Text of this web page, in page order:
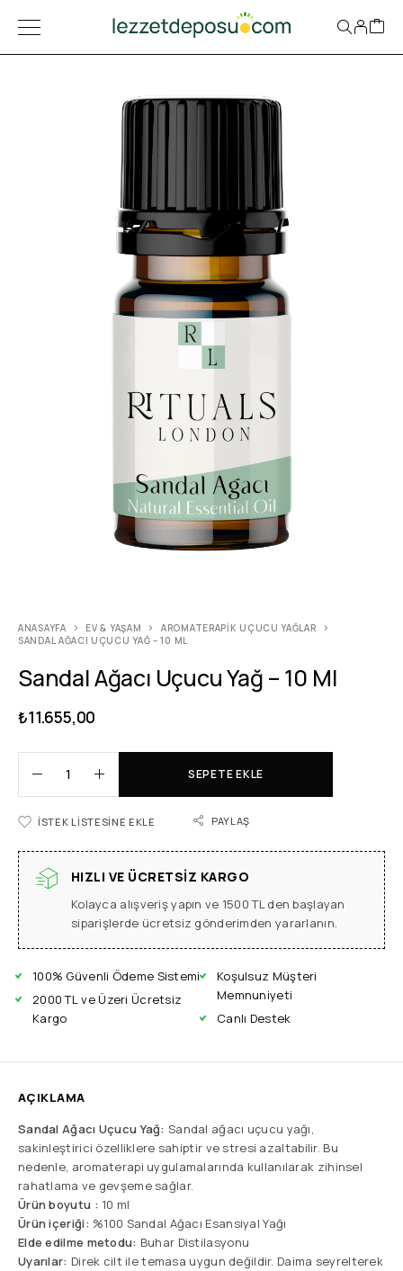
ANASAYFA EV & YAŞAM
AROMATERAPIK UÇUCU YAĞLAR
SANDAL AĞACI UÇUCU YAĞ – 10 ML
Sandal Ağacı Uçucu Yağ – 10 Ml
₺11.655,00
SEPETE EKLE
İSTEK LISTESINE EKLE PAYLAŞ
HIZLI VE ÜCRETSIZ KARGO
Kolayca alışveriş yapın ve 1500 TL den başlayan
siparişlerde ücretsiz gönderimden yararlanın.
100% Güvenli Ödeme Sistemi
2000 TL ve Üzeri Ücretsiz
Kargo
Koşulsuz Müşteri
Memnuniyeti
Canlı Destek
AÇIKLAMA
Sandal Ağacı Uçucu Yağ: Sandal ağacı uçucu yağı,
sakinleştirici özelliklere sahiptir ve stresi azaltabilir. Bu
nedenle, aromaterapi uygulamalarında kullanılarak zihinsel
rahatlama ve gevşeme sağlar.
Ürün boyutu : 10 ml
Ürün içeriği: %100 Sandal Ağacı Esansiyal Yağı
Elde edilme metodu: Buhar Distilasyonu
Uyarılar: Direk cilt ile temasa uygun değildir. Daima seyrelterek